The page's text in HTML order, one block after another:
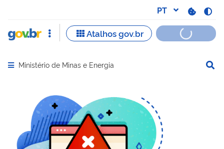
Abrir menu principal de navegação
Ministério de Minas e Energia